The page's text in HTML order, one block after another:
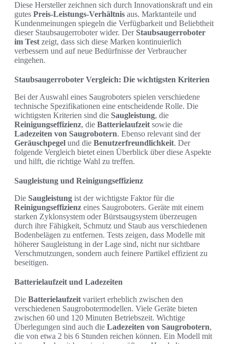
Diese Hersteller zeichnen sich durch Innovationskraft und ein
gutes Preis-Leistungs-Verhältnis aus. Marktanteile und
Kundenmeinungen spiegeln die Verfügbarkeit und Beliebtheit
dieser Staubsaugerroboter wider. DerStaubsaugerroboter
im Test zeigt, dass sich diese Marken kontinuierlich
verbessern und auf neue Bedürfnisse der Verbraucher
eingehen.
Staubsaugerroboter Vergleich: Die wichtigsten Kriterien
Bei der Auswahl eines Saugroboters spielen verschiedene
technische Spezifikationen eine entscheidende Rolle. Die
wichtigsten Kriterien sind die Saugleistung, die
Reinigungseffizienz, die Batterielaufzeit sowie die
Ladezeiten von Saugrobotern. Ebenso relevant sind der
Geräuschpegel und die Benutzerfreundlichkeit. Der
folgende Vergleich bietet einen Überblick über diese Aspekte
und hilft, die richtige Wahl zu treffen.
Saugleistung und Reinigungseffizienz
Die Saugleistung ist der wichtigste Faktor für die
Reinigungseffizienz eines Saugroboters. Geräte mit einem
starken Zyklonsystem oder Bürstsaugsystem überzeugen
durch ihre Fähigkeit, Schmutz und Staub aus verschiedenen
Bodenbelägen zu entfernen. Tests zeigen, dass Modelle mit
höherer Saugleistung in der Lage sind, nicht nur sichtbare
Verschmutzungen, sondern auch feinere Partikel effizient zu
beseitigen.
Batterielaufzeit und Ladezeiten
Die Batterielaufzeit variiert erheblich zwischen den
verschiedenen Saugrobotermodellen. Viele Geräte bieten
zwischen 60 und 120 Minuten Betriebszeit. Wichtige
Überlegungen sind auch die Ladezeiten von Saugrobotern,
die von etwa 2 bis 6 Stunden reichen können. Ein Modell mit